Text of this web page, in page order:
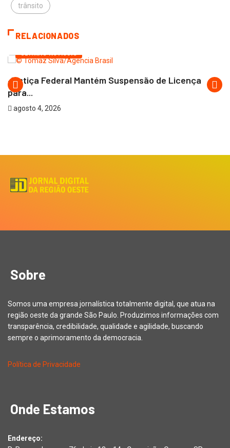
trânsito
RELACIONADOS
ÚLTIMAS NOTÍCIAS
Justiça Federal Mantém Suspensão de Licença
para...
agosto 4, 2026
Sobre
Somos uma empresa jornalística totalmente digital, que atua na
região oeste da grande São Paulo. Produzimos informações com
transparência, credibilidade, qualidade e agilidade, buscando
sempre o aprimoramento da democracia.
Política de Privacidade
Onde Estamos
Endereço: